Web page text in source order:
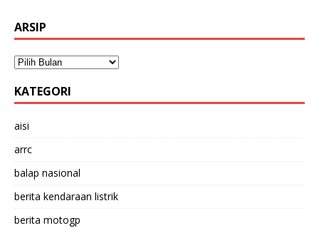
ARSIP
KATEGORI
aisi
arrc
balap nasional
berita kendaraan listrik
berita motogp